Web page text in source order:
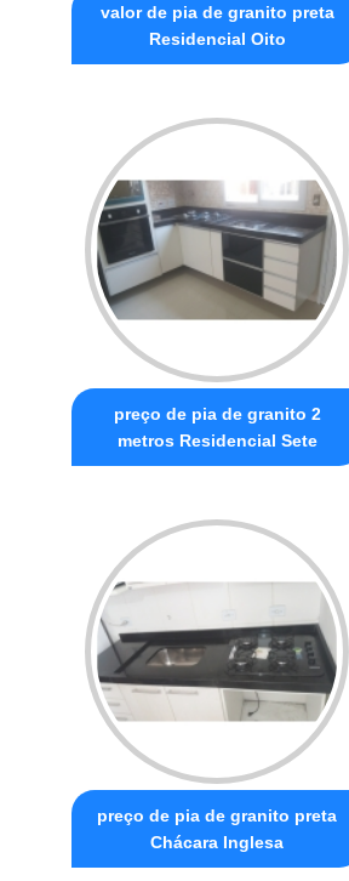
valor de pia de granito preta
Residencial Oito
preço de pia de granito 2
metros Residencial Sete
preço de pia de granito preta
Chácara Inglesa